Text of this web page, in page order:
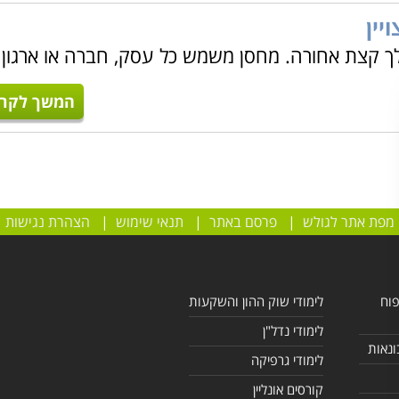
קצת אחורה. מחסן משמש כל עסק, חברה או ארגון
המשך
מפת אתר לגולש |פרסם באתר | תנאי שימוש | הצהרת נגישות
לימודי שוק ההון והשקעות
לימודי נדל"ן
לימודי גרפיקה
קורסים אונליין